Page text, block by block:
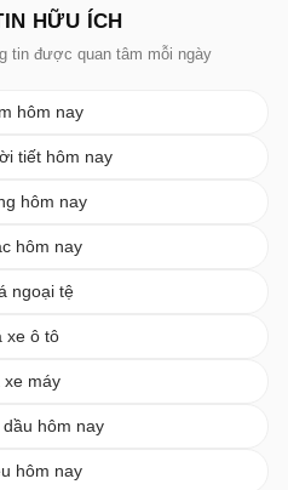
HỮU ÍCH
tin được quan tâm mỗi ngày
hôm nay
tiết hôm nay
hôm nay
hôm nay
ngoại tệ
xe ô tô
xe máy
hôm nay
hôm nay